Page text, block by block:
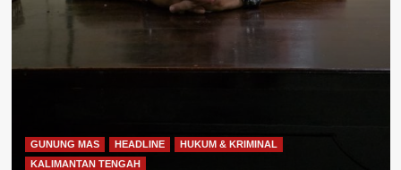
GUNUNG MAS HEADLINE
HUKUM & KRIMINAL
KALIMANTAN TENGAH